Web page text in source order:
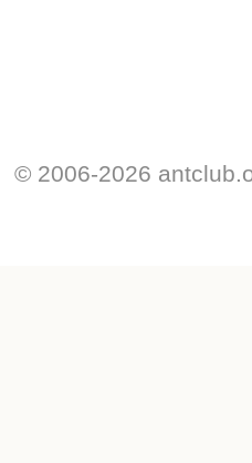
© 2006-2026